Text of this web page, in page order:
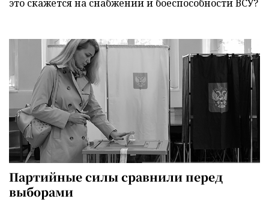
это скажется на снабжении и боеспособности ВСУ?
Партийные силы сравнили перед
выборами